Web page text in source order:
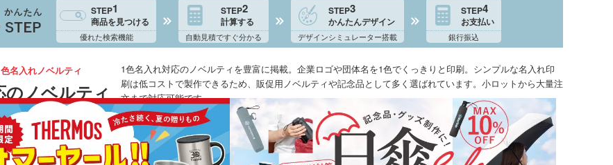
名入れノベルティ
のノベルティ
1色名入れ対応のノベルティを豊富に掲載。企業ロゴや団体名を1色でくっきりと印刷。シンプルな名入れ印
刷は低コストで製作できるため、販促用ノベルティや記念品として多く選ばれています。小ロットから大量注
文まで対応可能です。
STEP1
商品を見つける
優れた検索機能
STEP2
計算する
自動見積ですぐ分かる
STEP3
かんたんデザイン
デザインシミュレーター搭載
STEP4
お支払い
銀行振込